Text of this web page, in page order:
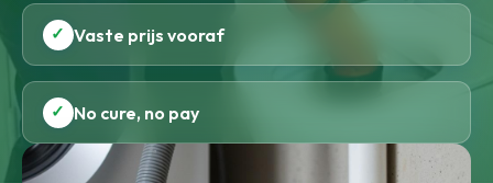
✓ Vaste prijs vooraf
✓ No cure, no pay